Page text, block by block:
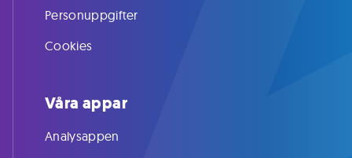
Personuppgifter
Cookies
Våra appar
Analysappen